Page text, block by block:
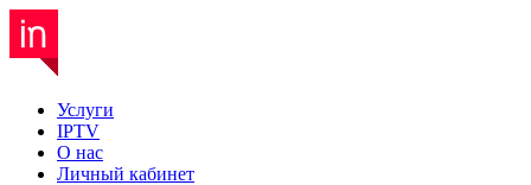
Услуги
IPTV
О нас
Личный кабинет